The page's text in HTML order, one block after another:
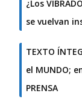
¿Los
se vuelvan
TEXTO
el MUNDO;
PRENSA